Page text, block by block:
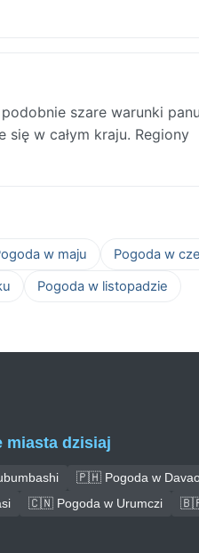
szare warunki
w całym kraju. Regiony
w maju
Pogoda w
Pogoda w listopadzie
miasta dzisiaj
🇵🇭 Pogoda w
🇨🇳 Pogoda w Urumczi 🇧🇷